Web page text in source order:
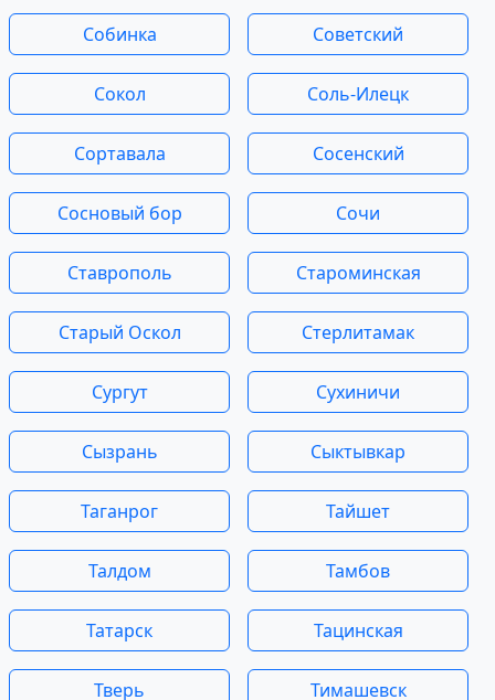
Собинка Советский
Сокол Соль-Илецк
Сортавала Сосенский
Сосновый бор Сочи
Ставрополь Староминская
Старый Оскол Стерлитамак
Сургут Сухиничи
Сызрань Сыктывкар
Таганрог Тайшет
Талдом Тамбов
Татарск Тацинская
Тверь Тимашевск